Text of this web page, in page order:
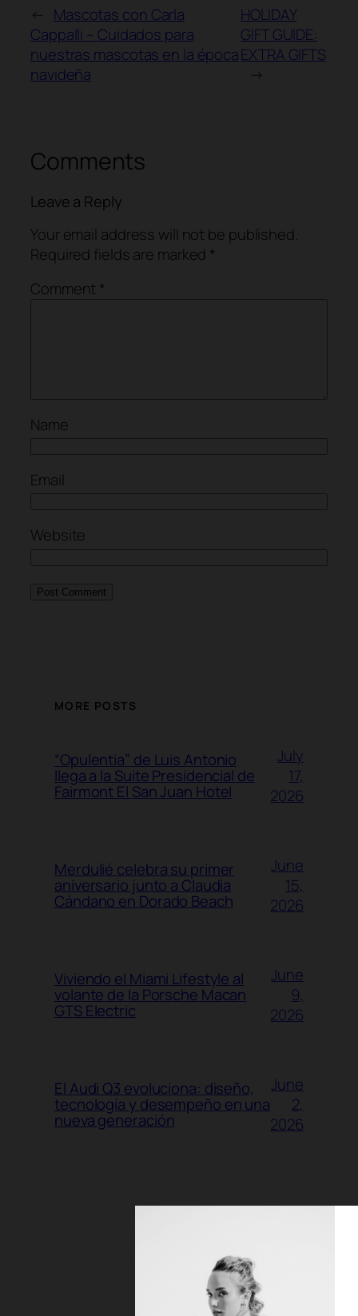
←
Mascotas con Carla
Cappalli – Cuidados para
nuestras mascotas en la época
navideña
HOLIDAY
GIFT GUIDE:
EXTRA GIFTS
→
Comments
Leave a Reply
Your email address will not be published.
Required fields are marked *
Comment *
Name
Email
Website
MORE POSTS
“Opulentia” de Luis Antonio
llega a la Suite Presidencial de
Fairmont El San Juan Hotel
July
17,
2026
Merdulié celebra su primer
aniversario junto a Claudia
Cándano en Dorado Beach
June
15,
2026
Viviendo el Miami Lifestyle al
volante de la Porsche Macan
GTS Electric
June
9,
2026
El Audi Q3 evoluciona: diseño,
tecnología y desempeño en una
nueva generación
June
2,
2026